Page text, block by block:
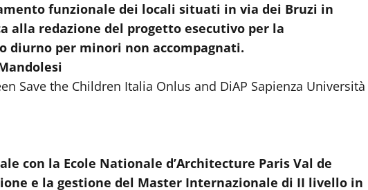
funzionale dei locali situati in via dei Bruzi in
alla redazione del progetto esecutivo per la
diurno per minori non accompagnati.
Save the Children Italia Onlus and DiAP Sapienza Università
con la Ecole Nationale d’Architecture Paris Val de
e la gestione del Master Internazionale di II livello in